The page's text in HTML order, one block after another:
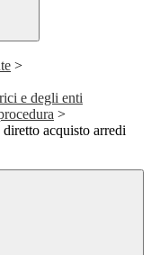
>
e degli enti
>
acquisto arredi